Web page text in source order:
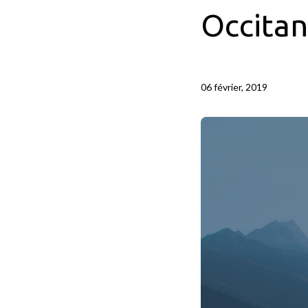
06 février, 2019